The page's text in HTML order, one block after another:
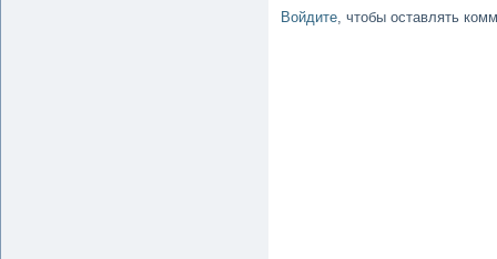
Войдите , чтобы оставлять